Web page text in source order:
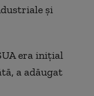
și
era inițial
a adăugat